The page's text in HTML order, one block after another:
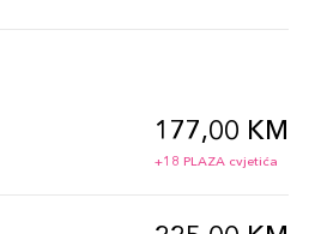
177,00 KM
+18 PLAZA cvjetića